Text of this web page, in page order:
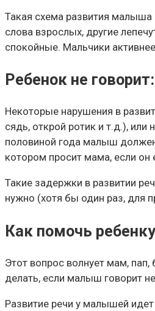
Такая схема развития малыша
слова взрослых, другие
спокойные. Мальчики
Ребенок не
Некоторые нарушения в
сядь, открой ротик и т.д.),
половиной года малыш
котором просит мама, если он
Такие задержки в развитии
нужно (хотя бы один раз, для
Как помочь
Этот вопрос волнует мам,
делать, если малыш говорит
Развитие речи у малышей